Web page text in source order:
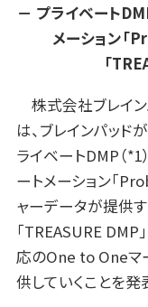
－ プライベート
メーション
「
株式会社ブレイン
は、ブレインパッ
ライベートDMP（*1
ートメーション「
ャーデータが提供
「TREASURE
応のOne to Oneマ
供していくことを発